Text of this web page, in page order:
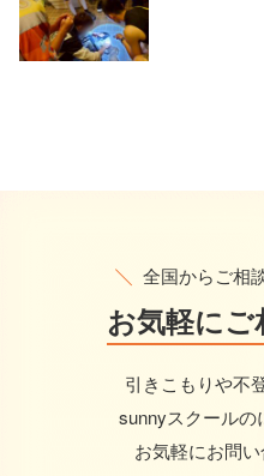
全国からご相
お気軽にご
引きこもりや不
sunnyスクールの
お気軽にお問い